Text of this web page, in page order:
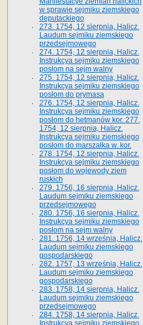
w sprawie sejmiku ziemskiego
deputackiego
273. 1754, 12 sierpnia, Halicz.
Laudum sejmiku ziemskiego
przedsejmowego
274. 1754, 12 sierpnia, Halicz.
Instrukcya sejmiku ziemskiego
posłom na sejm walny
275. 1754, 12 sierpnia, Halicz.
Instrukcya sejmiku ziemskiego
posłom do prymasa
276. 1754, 12 sierpnia, Halicz.
Instrukcya sejmiku ziemskiego
posłom do hetmanów kor. 277.
1754, 12 sierpnia, Halicz.
Instrukcya sejmiku ziemskiego
posłom do marszałka w. kor.
278. 1754, 12 sierpnia, Halicz.
Instrukcya sejmiku ziemskiego
posłom do wojewody ziem
ruskich
279. 1756, 16 sierpnia, Halicz.
Laudum sejmiku ziemskiego
przedsejmowego
280. 1756, 16 sierpnia, Halicz.
Instrukcya sejmiku ziemskiego
posłom na sejm walny
281. 1756, 14 września, Halicz.
Laudum sejmiku ziemskiego
gospodarskiego
282. 1757, 13 września, Halicz.
Laudum sejmiku ziemskiego
gospodarskiego
283. 1758, 14 sierpnia, Halicz.
Laudum sejmiku ziemskiego
przedsejmowego
284. 1758, 14 sierpnia, Halicz.
Instrukcya sejmiku ziemskiego